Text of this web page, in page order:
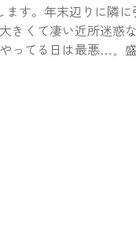
ます。年末辺りに隣
きくて凄い近所迷惑
ってる日は最悪…。